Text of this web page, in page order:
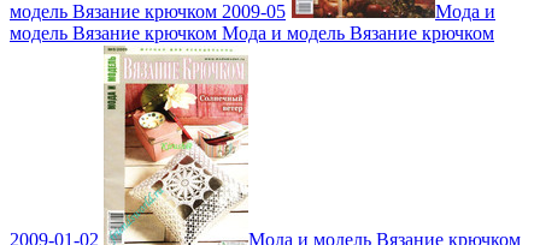
модель Вязание крючком 2009-05
Мода и
модель Вязание крючком Мода и модель Вязание крючком
2009-01-02 Мода и модель Вязание крючком